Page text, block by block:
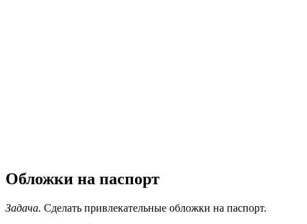
Обложки на паспорт
Задача. Сделать привлекательные обложки на паспорт.